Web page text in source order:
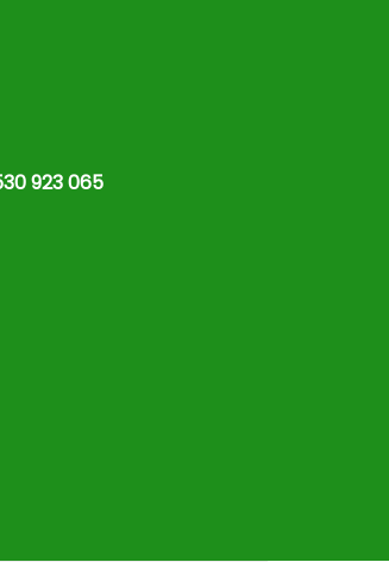
923 065